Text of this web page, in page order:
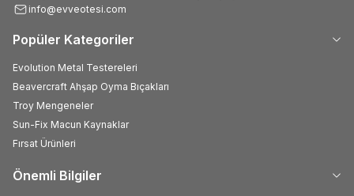
info@evveotesi.com
Popüler Kategoriler
Evolution Metal Testereleri
Beavercraft Ahşap Oyma Bıçakları
Troy Mengeneler
Sun-Fix Macun Kaynaklar
Fırsat Ürünleri
Önemli Bilgiler